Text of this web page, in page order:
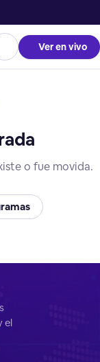
Ver en vivo
o fue movida.
el